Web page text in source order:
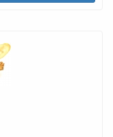
B12, ijzer en
van rode bloedcellen
bijdragen aan